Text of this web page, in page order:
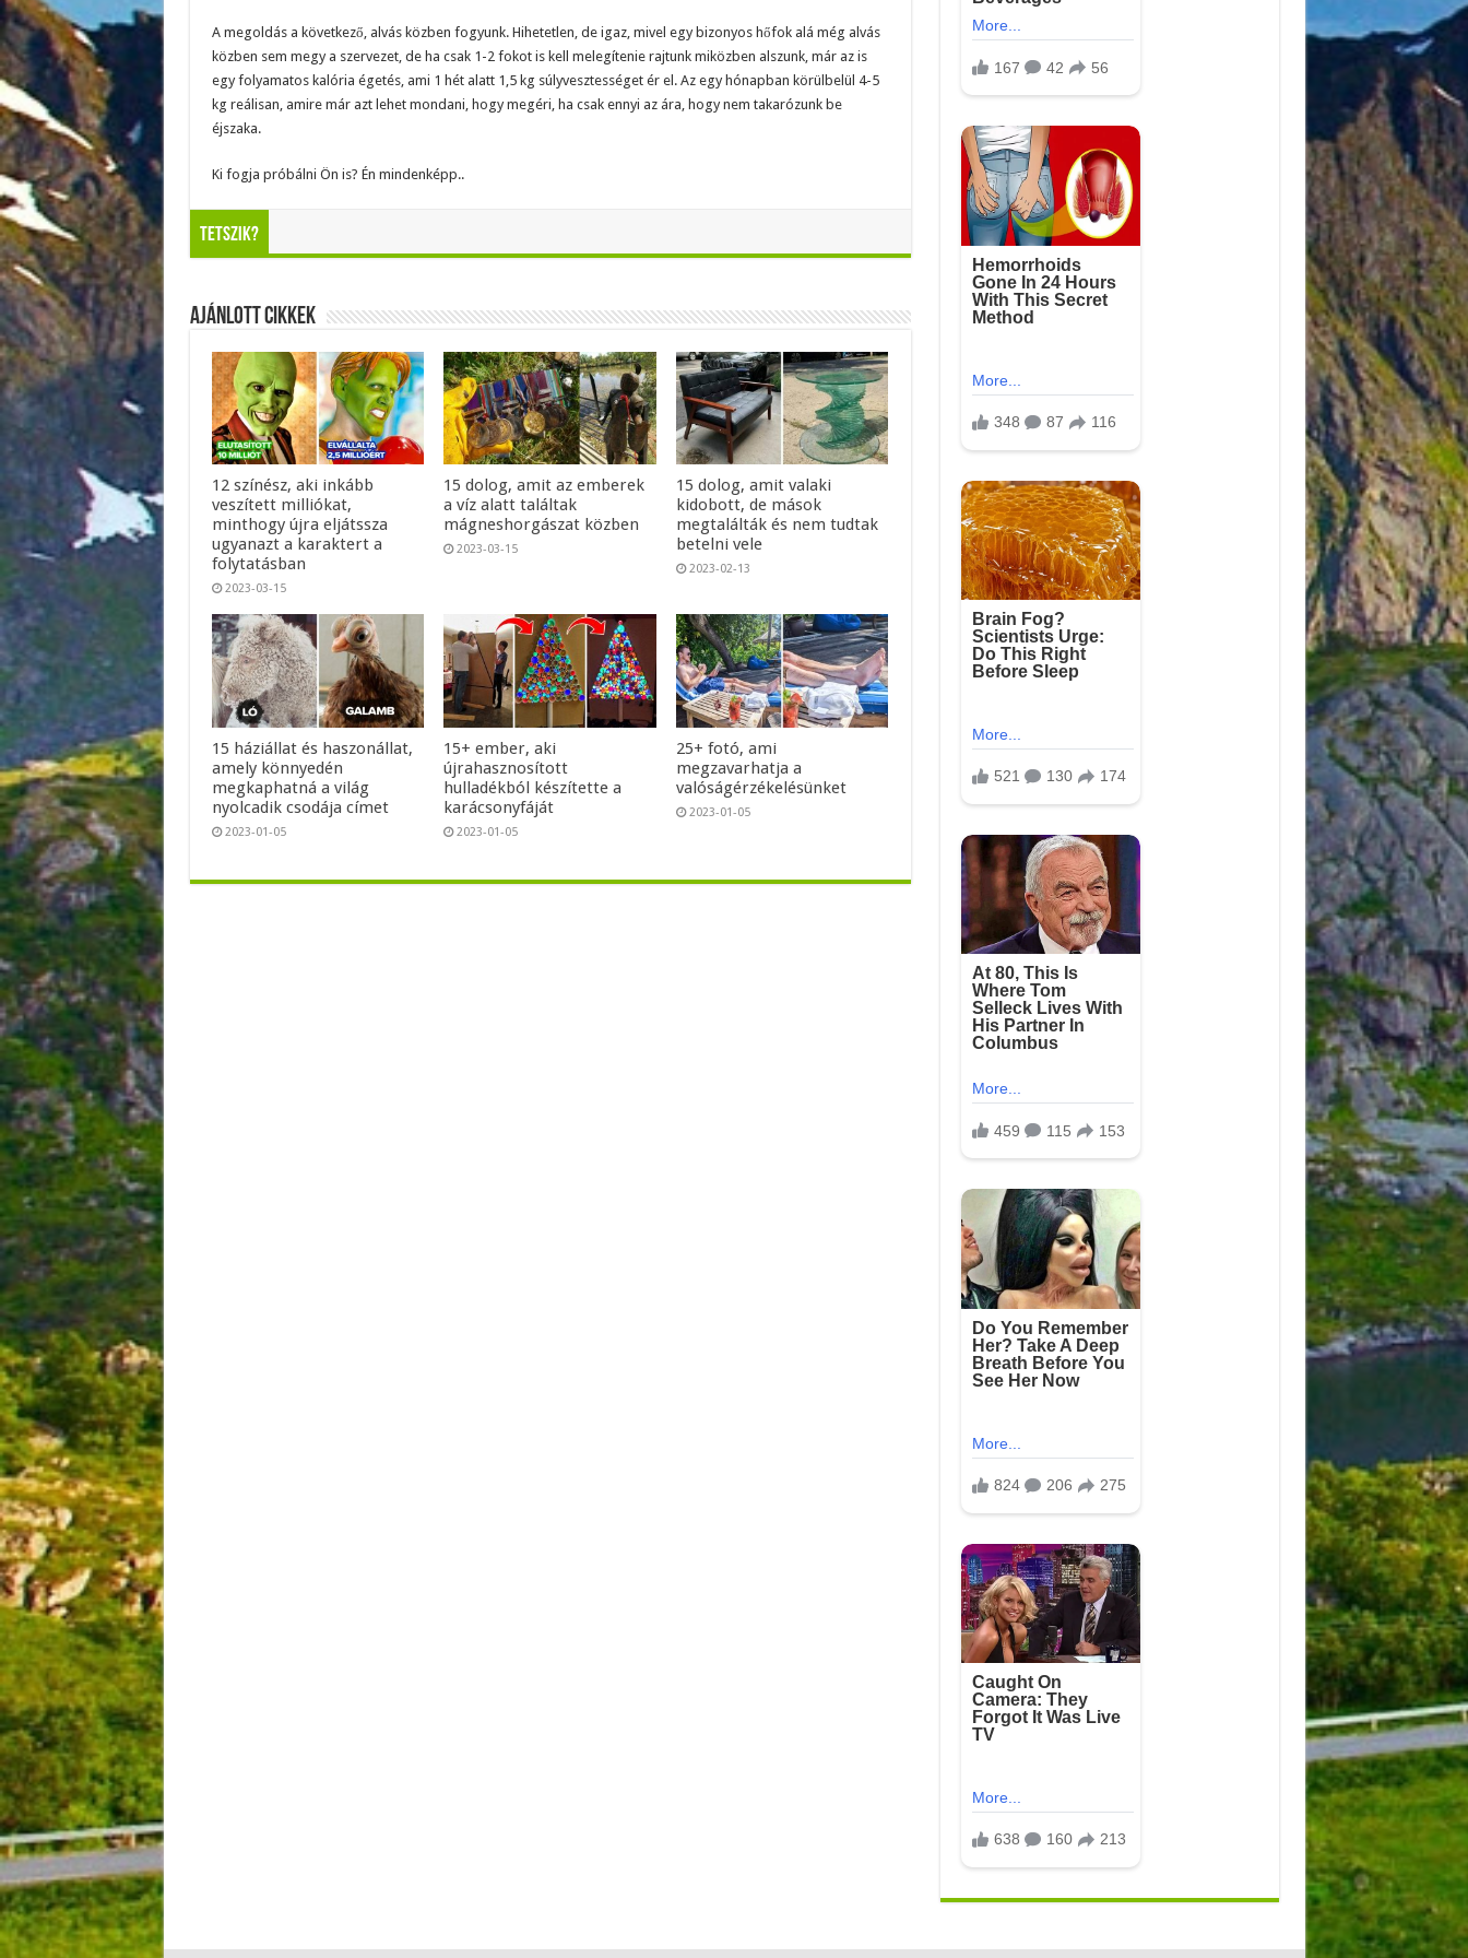
A megoldás a következő, alvás közben fogyunk. Hihetetlen, de igaz, mivel egy bizonyos hőfok alá még alvás
közben sem megy a szervezet, de ha csak 1-2 fokot is kell melegítenie rajtunk miközben alszunk, már az is
egy folyamatos kalória égetés, ami 1 hét alatt 1,5 kg súlyvesztességet ér el. Az egy hónapban körülbelül 4-5
kg reálisan, amire már azt lehet mondani, hogy megéri, ha csak ennyi az ára, hogy nem takarózunk be
éjszaka.
Ki fogja próbálni Ön is? Én mindenképp..
Tetszik?
Ajánlott Cikkek
12 színész, aki inkább
veszített milliókat,
minthogy újra eljátssza
ugyanazt a karaktert a
folytatásban
2023-03-15
15 dolog, amit az emberek
a víz alatt találtak
mágneshorgászat közben
2023-03-15
15 dolog, amit valaki
kidobott, de mások
megtalálták és nem tudtak
betelni vele
2023-02-13
15 háziállat és haszonállat,
amely könnyedén
megkaphatná a világ
nyolcadik csodája címet
2023-01-05
15+ ember, aki
újrahasznosított
hulladékból készítette a
karácsonyfáját
2023-01-05
25+ fotó, ami
megzavarhatja a
valóságérzékelésünket
2023-01-05